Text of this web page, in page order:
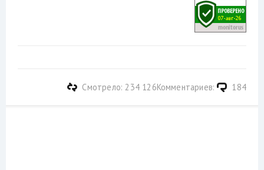
Комментариев: 184
Смотрело: 234 126